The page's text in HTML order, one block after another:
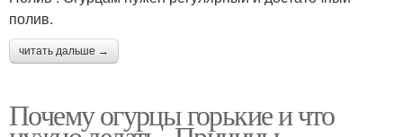
полив.
читать дальше →
Почему огурцы горькие и что